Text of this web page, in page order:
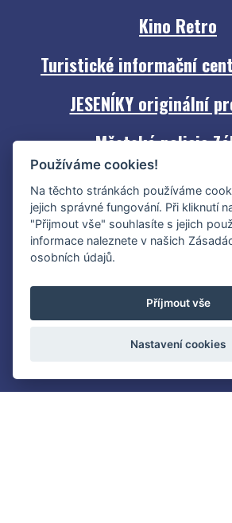
Kino Retro
Turistické informační
JESENÍKY originální
Městská policie
Šermířský klub
Používáme cookies!
Na těchto stránkách používáme
jejich správné fungování. Při kliknutí
"Přijmout vše" souhlasíte s jejich
informace naleznete v našich
osobních údajů.
Příjmout vše
Nastavení cookies